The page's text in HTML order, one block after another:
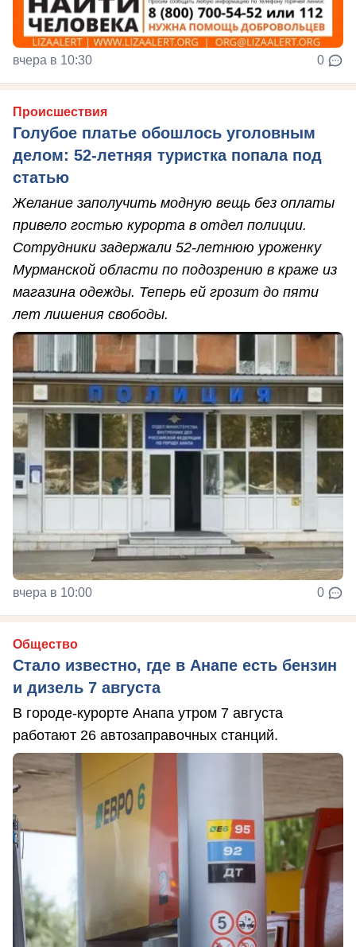
вчера в 10:30 0
Происшествия
Голубое платье обошлось уголовным
делом: 52-летняя туристка попала под
статью
Желание заполучить модную вещь без оплаты
привело гостью курорта в отдел полиции.
Сотрудники задержали 52-летнюю уроженку
Мурманской области по подозрению в краже из
магазина одежды. Теперь ей грозит до пяти
лет лишения свободы.
вчера в 10:00 0
Общество
Стало известно, где в Анапе есть бензин
и дизель 7 августа
В городе-курорте Анапа утром 7 августа
работают 26 автозаправочных станций.